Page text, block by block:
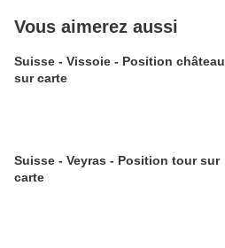
Vous aimerez aussi
Suisse - Vissoie - Position château
sur carte
Suisse - Veyras - Position tour sur
carte